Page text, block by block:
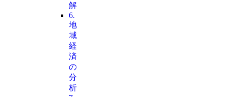
解
6.
地
域
経
済
の
分
析